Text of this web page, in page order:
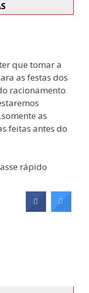
que tomar a
as festas dos
racionamento
as
feitas antes do
rápido